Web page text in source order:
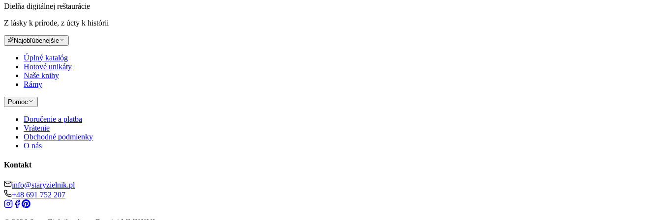
Dielňa digitálnej reštaurácie
Z lásky k prírode, z úcty k histórii
Najobľúbenejšie
Úplný katalóg
Hotové unikáty
Naše knihy
Rámy
Pomoc
Doručenie a platba
Vrátenie
Obchodné podmienky
O nás
Kontakt
info@staryzielnik.pl
+48 691 752 207